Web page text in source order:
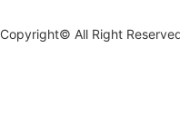
Copyright© All Right